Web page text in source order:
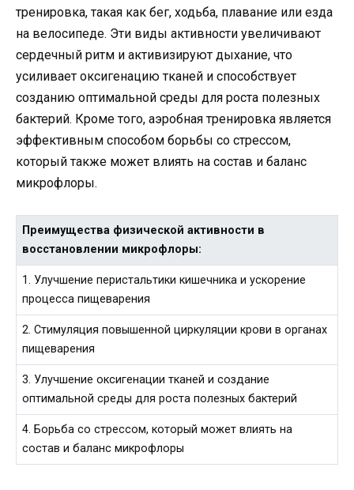
тренировка, такая как бег, ходьба, плавание или езда
на велосипеде. Эти виды активности увеличивают
сердечный ритм и активизируют дыхание, что
усиливает оксигенацию тканей и способствует
созданию оптимальной среды для роста полезных
бактерий. Кроме того, аэробная тренировка является
эффективным способом борьбы со стрессом,
который также может влиять на состав и баланс
микрофлоры.
Преимущества физической активности в
восстановлении микрофлоры:
1. Улучшение перистальтики кишечника и ускорение
процесса пищеварения
2. Стимуляция повышенной циркуляции крови в органах
пищеварения
3. Улучшение оксигенации тканей и создание
оптимальной среды для роста полезных бактерий
4. Борьба со стрессом, который может влиять на
состав и баланс микрофлоры